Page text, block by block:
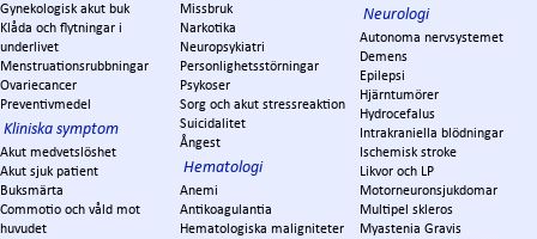
Gynekologisk akut buk
Klåda och flytningar i
underlivet
Menstruationsrubbningar
Ovariecancer
Preventivmedel
Kliniska symptom
Akut medvetslöshet
Akut sjuk patient
Buksmärta
Commotio och våld mot
huvudet
Missbruk
Narkotika
Neuropsykiatri
Personlighetsstörningar
Psykoser
Sorg och akut stressreaktion
Suicidalitet
Ångest
Hematologi
Anemi
Antikoagulantia
Hematologiska maligniteter
Neurologi
Autonoma nervsystemet
Demens
Epilepsi
Hjärntumörer
Hydrocefalus
Intrakraniella blödningar
Ischemisk stroke
Likvor och LP
Motorneuronsjukdomar
Multipel skleros
Myastenia Gravis